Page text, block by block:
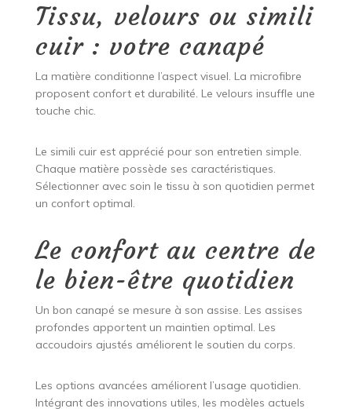
Tissu, velours ou simili
cuir : votre canapé
La matière conditionne l’aspect visuel. La microfibre
proposent confort et durabilité. Le velours insuffle une
touche chic.
Le simili cuir est apprécié pour son entretien simple.
Chaque matière possède ses caractéristiques.
Sélectionner avec soin le tissu à son quotidien permet
un confort optimal.
Le confort au centre de
le bien-être quotidien
Un bon canapé se mesure à son assise. Les assises
profondes apportent un maintien optimal. Les
accoudoirs ajustés améliorent le soutien du corps.
Les options avancées améliorent l’usage quotidien.
Intégrant des innovations utiles, les modèles actuels